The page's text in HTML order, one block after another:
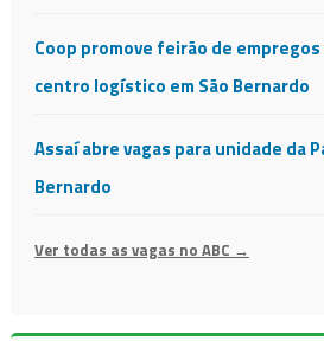
Coop promove feirão de empregos
centro logístico em São Bernardo
Assaí abre vagas para unidade da
Bernardo
Ver todas as vagas no ABC →